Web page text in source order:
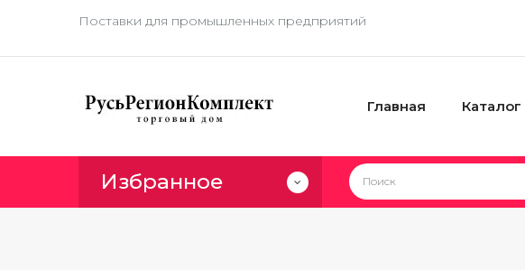
Поставки для промышленных предприятий
Главная Каталог
Избранное